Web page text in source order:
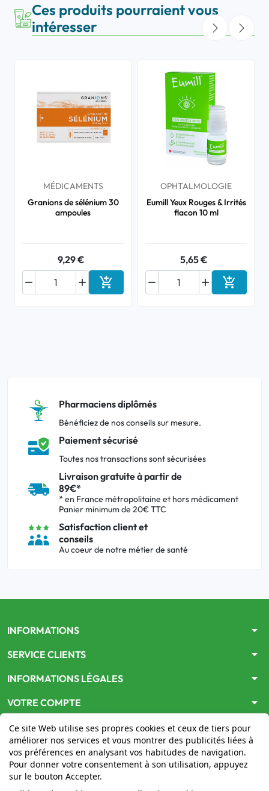
Ces produits pourraient vous
intéresser
MÉDICAMENTS
Granions de sélénium 30
ampoules
9,29 €

 Ajouter au panier
OPHTALMOLOGIE
Eumill Yeux Rouges & Irrités
flacon 10 ml
5,65 €

 Ajouter
Pharmaciens diplômés
Bénéficiez de nos conseils sur mesure.
Paiement sécurisé
Toutes nos transactions sont sécurisées
Livraison gratuite à partir de
89€*
* en France métropolitaine et hors médicament
Panier minimum de 20€ TTC
Satisfaction client et
conseils
Au coeur de notre métier de santé
INFORMATIONS arrow_drop_down
SERVICE CLIENTS arrow_drop_down
INFORMATIONS LÉGALES arrow_drop_down
VOTRE COMPTE arrow_drop_down
Ce site Web utilise ses propres cookies et ceux de tiers pour
améliorer nos services et vous montrer des publicités liées à
vos préférences en analysant vos habitudes de navigation.
Pour donner votre consentement à son utilisation, appuyez
sur le bouton Accepter.
www.mon-pharmacien-conseil.com